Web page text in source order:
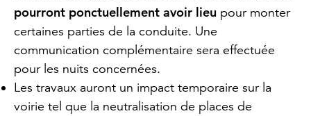
pourront ponctuellement avoir lieu pour monter
certaines parties de la conduite. Une
communication complémentaire sera effectuée
pour les nuits concernées.
Les travaux auront un impact temporaire sur la
voirie tel que la neutralisation de places de